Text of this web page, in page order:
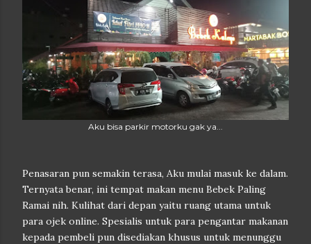
Aku bisa parkir motorku gak ya...
Penasaran pun semakin terasa, Aku mulai masuk ke dalam.
Ternyata benar, ini tempat makan menu Bebek Paling
Ramai nih. Kulihat dari depan yaitu ruang utama untuk
para ojek online. Spesialis untuk para pengantar makanan
kepada pembeli pun disediakan khusus untuk menunggu